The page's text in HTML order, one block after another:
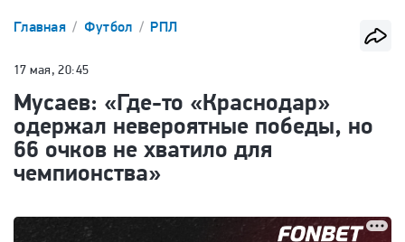
Главная Футбол РПЛ
17 мая, 20:45
Мусаев: «Где-то «Краснодар»
одержал невероятные победы, но
66 очков не хватило для
чемпионства»